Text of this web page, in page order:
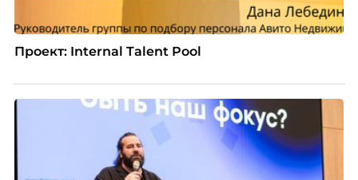
Проект: Internal Talent Pool